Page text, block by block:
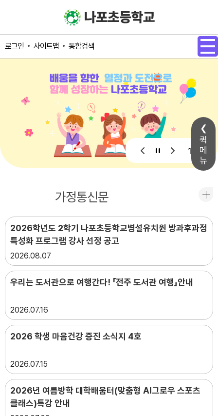
퀵
메
뉴
로그인 사이트맵 통합검색
1 / 1
가정통신문
2026학년도 2학기 나포초등학교병설유치원 방과후과정
특성화 프로그램 강사 선정 공고
2026 08.07
우리는 도서관으로 여행간다! 「전주 도서관 여행」안내
2026 07.16
2026 학생 마음건강 증진 소식지 4호
2026 07.15
2026년 여름방학 대학배움터(맞춤형 AI그로우 스포츠
클래스)특강 안내